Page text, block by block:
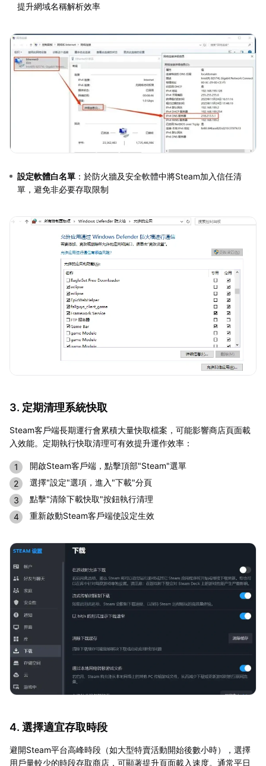
提升網域名稱解析效率
設定軟體白名單 ：於防火牆及安全軟體中將Steam加入信任清
單，避免非必要存取限制
3. 定期清理系統快取
Steam客戶端長期運行會累積大量快取檔案，可能影響商店頁面載
入效能。定期執行快取清理可有效提升運作效率：
開啟Steam客戶端，點擊頂部"Steam"選單
選擇"設定"選項，進入"下載"分頁
點擊"清除下載快取"按鈕執行清理
重新啟動Steam客戶端使設定生效
4. 選擇適宜存取時段
避開Steam平台高峰時段（如大型特賣活動開始後數小時），選擇
用戶量較少的時段存取商店，可顯著提升頁面載入速度。通常平日